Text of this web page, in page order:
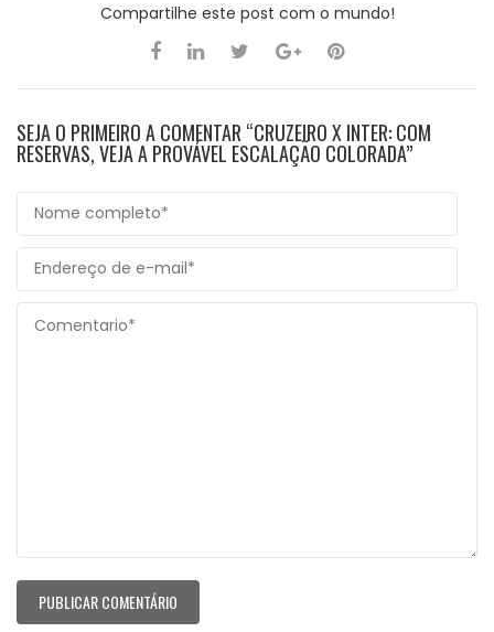
Compartilhe este post com o mundo!
SEJA O PRIMEIRO A COMENTAR “CRUZEIRO X INTER: COM
RESERVAS, VEJA A PROVÁVEL ESCALAÇÃO COLORADA”